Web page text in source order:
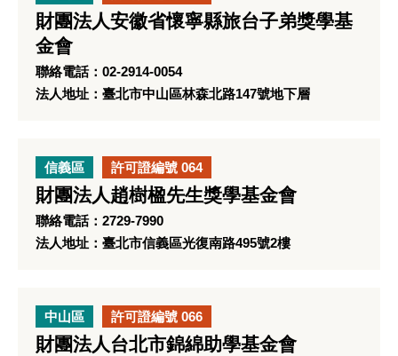
財團法人安徽省懷寧縣旅台子弟獎學基
金會
聯絡電話：02-2914-0054
法人地址：臺北市中山區林森北路147號地下層
信義區 許可證編號 064
財團法人趙樹楹先生獎學基金會
聯絡電話：2729-7990
法人地址：臺北市信義區光復南路495號2樓
中山區 許可證編號 066
財團法人台北市錦綿助學基金會